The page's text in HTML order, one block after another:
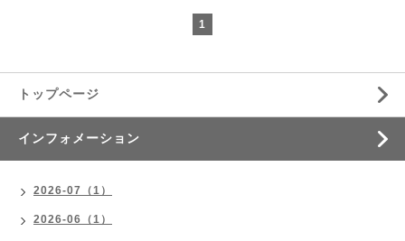
1
トップページ
インフォメーション
2026-07（1）
2026-06（1）